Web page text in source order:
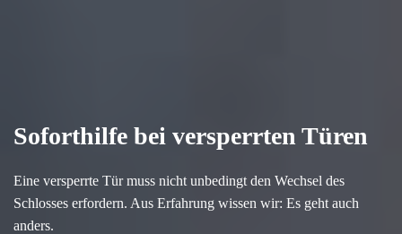
Soforthilfe bei versperrten Türen
Eine versperrte Tür muss nicht unbedingt den Wechsel des
Schlosses erfordern. Aus Erfahrung wissen wir: Es geht auch
anders.